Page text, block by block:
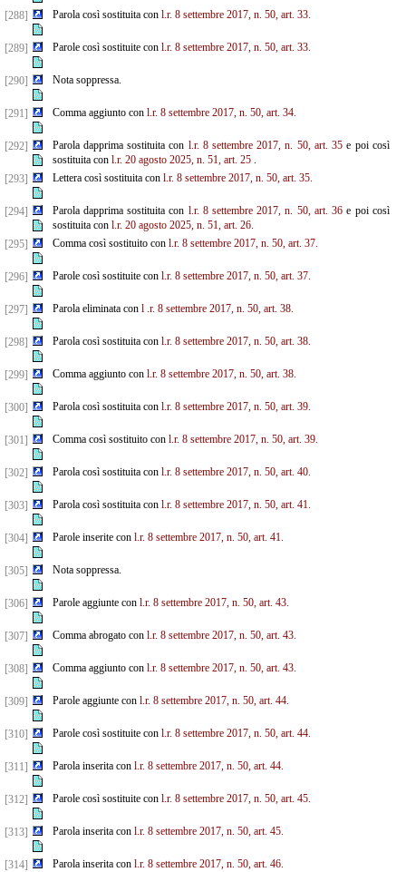
[288] Parola così sostituita con l.r. 8 settembre 2017, n. 50, art. 33.
[289] Parole così sostituite con l.r. 8 settembre 2017, n. 50, art. 33.
[290] Nota soppressa.
[291] Comma aggiunto con l.r. 8 settembre 2017, n. 50, art. 34.
[292] Parola dapprima sostituita con l.r. 8 settembre 2017, n. 50, art. 35 e poi così
sostituita con l.r. 20 agosto 2025, n. 51, art. 25.
[293]
Lettera così sostituita con l.r. 8 settembre 2017, n. 50, art. 35.
[294] Parola dapprima sostituita con l.r. 8 settembre 2017, n. 50, art. 36 e poi così
sostituita con l.r. 20 agosto 2025, n. 51, art. 26.
[295]
Comma così sostituito con l.r. 8 settembre 2017, n. 50, art. 37.
[296] Parole così sostituite con l.r. 8 settembre 2017, n. 50, art. 37.
[297] Parola eliminata con l .r. 8 settembre 2017, n. 50, art. 38.
[298] Parola così sostituita con l.r. 8 settembre 2017, n. 50, art. 38.
[299] Comma aggiunto con l.r. 8 settembre 2017, n. 50, art. 38.
[300] Parola così sostituita con l.r. 8 settembre 2017, n. 50, art. 39.
[301] Comma così sostituito con l.r. 8 settembre 2017, n. 50, art. 39.
[302] Parola così sostituita con l.r. 8 settembre 2017, n. 50, art. 40.
[303] Parola così sostituita con l.r. 8 settembre 2017, n. 50, art. 41.
[304] Parole inserite con l.r. 8 settembre 2017, n. 50, art. 41.
[305] Nota soppressa.
[306] Parole aggiunte con l.r. 8 settembre 2017, n. 50, art. 43.
[307] Comma abrogato con l.r. 8 settembre 2017, n. 50, art. 43.
[308] Comma aggiunto con l.r. 8 settembre 2017, n. 50, art. 43.
[309] Parole aggiunte con l.r. 8 settembre 2017, n. 50, art. 44.
[310] Parole così sostituite con l.r. 8 settembre 2017, n. 50, art. 44.
[311] Parola inserita con l.r. 8 settembre 2017, n. 50, art. 44.
[312] Parole così sostituite con l.r. 8 settembre 2017, n. 50, art. 45.
[313] Parola inserita con l.r. 8 settembre 2017, n. 50, art. 45.
[314] Parola inserita con l.r. 8 settembre 2017, n. 50, art. 46.